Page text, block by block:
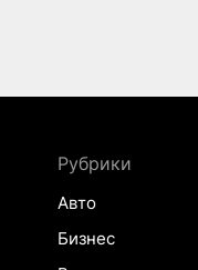
Рубрики
Авто
Бизнес